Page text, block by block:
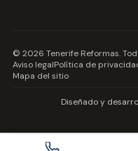
© 2026 Tenerife Reformas.
Aviso legalPolítica de
Mapa del sitio
Diseñado y